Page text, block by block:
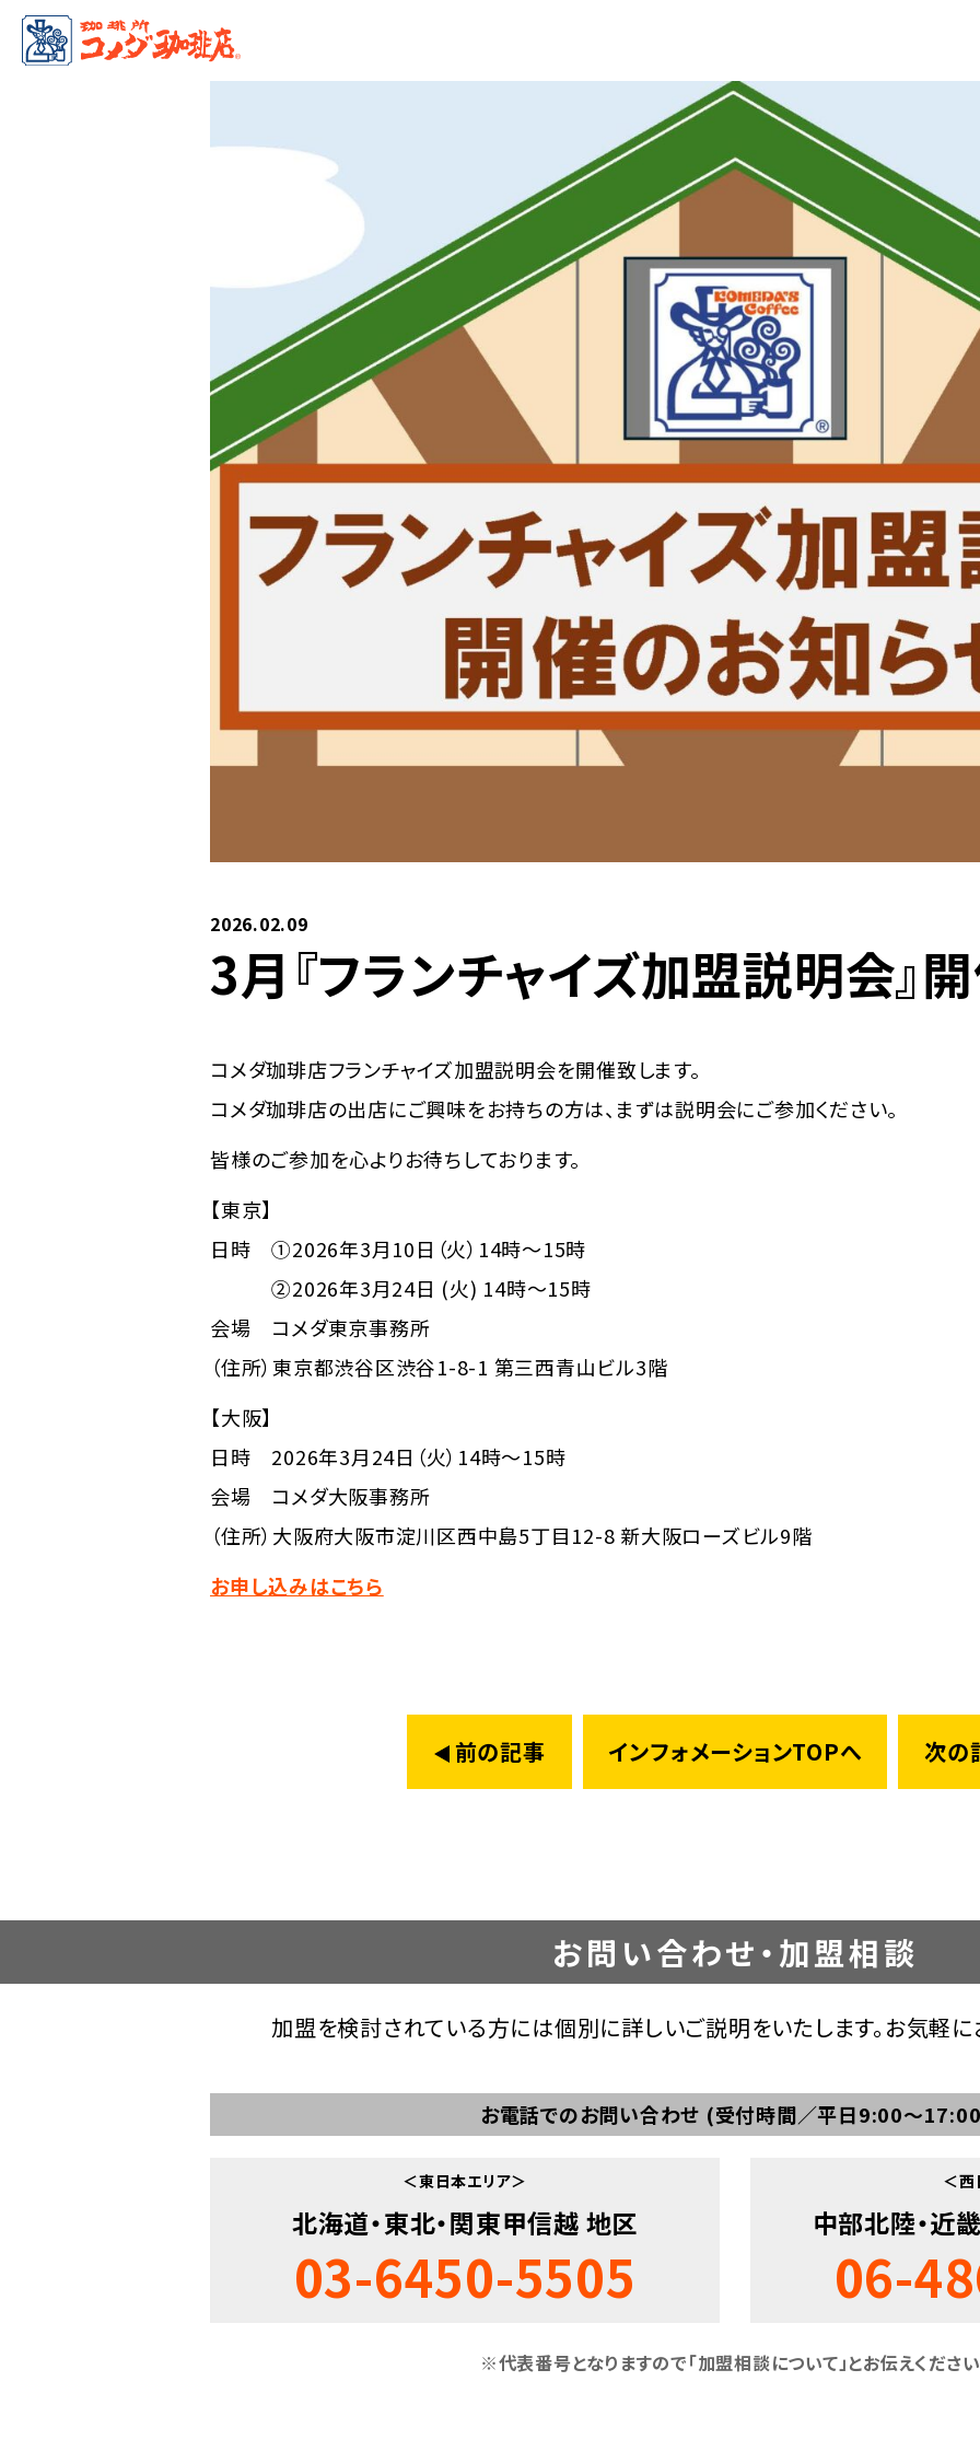
2026.02.09
3月『フランチャイズ加盟説明会』
コメダ珈琲店フランチャイズ加盟説明会を開催致します。
コメダ珈琲店の出店にご興味をお持ちの方は、まずは説明会にご参加ください。
皆様のご参加を心よりお待ちしております。
【東京】
日時 ➀2026年3月10日（火）14時～15時
②2026年3月24日 (火) 14時～15時
会場 コメダ東京事務所
（住所）東京都渋谷区渋谷1-8-1 第三西青山ビル3階
【大阪】
日時 2026年3月24日（火）14時～15時
会場 コメダ大阪事務所
（住所）大阪府大阪市淀川区西中島5丁目12-8 新大阪ローズビル9階
お申し込みはこちら
前の記事 インフォメーションTOPへ 次の
お問い合わせ・加盟相談
加盟を検討されている方には個別に詳しいご説明をいたします。お気軽に
お電話でのお問い合わせ (受付時間／平日9:00～
＜東日本エリア＞
北海道・東北・関東甲信越 地区
03-6450-5505
＜西
中部北陸・近
06-
※代表番号となりますので「加盟相談について」とお伝えください